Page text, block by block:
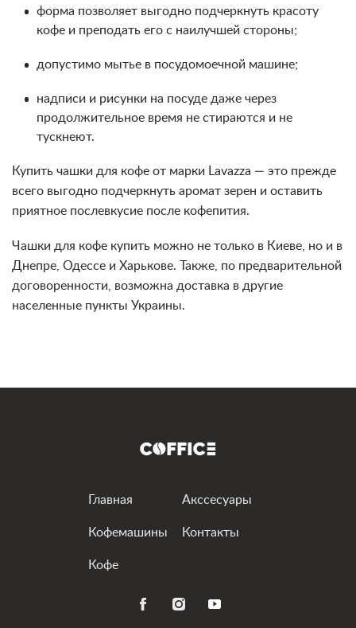
форма позволяет выгодно подчеркнуть красоту
кофе и преподать его с наилучшей стороны;
допустимо мытье в посудомоечной машине;
надписи и рисунки на посуде даже через
продолжительное время не стираются и не
тускнеют.
Купить чашки для кофе от марки Lavazza — это прежде
всего выгодно подчеркнуть аромат зерен и оставить
приятное послевкусие после кофепития.
Чашки для кофе купить можно не только в Киеве, но и в
Днепре, Одессе и Харькове. Также, по предварительной
договоренности, возможна доставка в другие
населенные пункты Украины.
Главная
Кофемашины
Кофе
Акссесуары
Контакты